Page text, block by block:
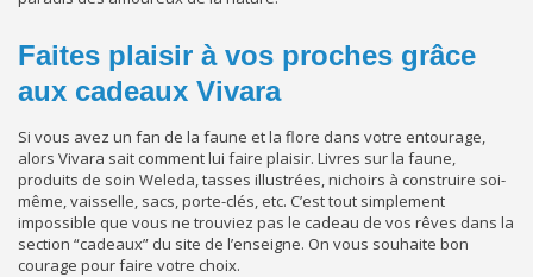
Faites plaisir à vos proches grâce
aux cadeaux Vivara
Si vous avez un fan de la faune et la flore dans votre entourage,
alors Vivara sait comment lui faire plaisir. Livres sur la faune,
produits de soin Weleda, tasses illustrées, nichoirs à construire soi-
même, vaisselle, sacs, porte-clés, etc. C’est tout simplement
impossible que vous ne trouviez pas le cadeau de vos rêves dans la
section “cadeaux” du site de l’enseigne. On vous souhaite bon
courage pour faire votre choix.